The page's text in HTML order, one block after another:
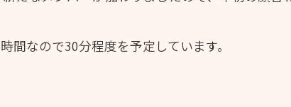
間なので30分程度を予定しています。